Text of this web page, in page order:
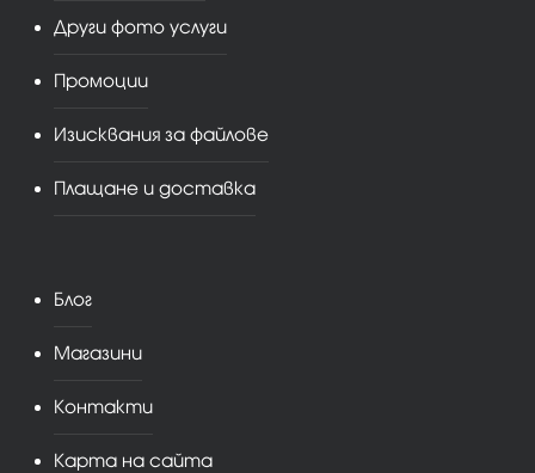
Други фото услуги
Промоции
Изисквания за файлове
Плащане и доставка
Блог
Магазини
Контакти
Карта на сайта